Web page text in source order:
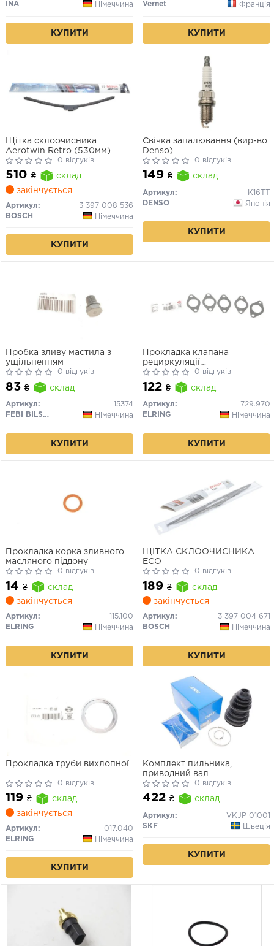
INA
Німеччина
КУПИТИ
Vernet
Франція
КУПИТИ
Щітка склоочисника
Aerotwin Retro (530мм)
0 відгуків
510 ₴
склад
закінчується
Артикул:
3 397 008 536
BOSCH
Німеччина
КУПИТИ
Свічка запалювання (вир-во
Denso)
0 відгуків
149 ₴ склад
Артикул:
K16TT
DENSO
Японія
КУПИТИ
Пробка зливу мастила з
ущільненням
0 відгуків
83 ₴ склад
Артикул:
15374
FEBI BILSTEIN
Німеччина
КУПИТИ
Прокладка клапана
рециркуляції
відпрацьованих газів
0 відгуків
122 ₴ склад
Артикул:
729.970
ELRING
Німеччина
КУПИТИ
Прокладка корка зливного
масляного піддону
0 відгуків
14 ₴
склад
закінчується
Артикул:
115.100
ELRING
Німеччина
КУПИТИ
ЩІТКА СКЛООЧИСНИКА
ECO
0 відгуків
189 ₴
склад
закінчується
Артикул:
3 397 004 671
BOSCH
Німеччина
КУПИТИ
Прокладка труби вихлопної
0 відгуків
119 ₴
склад
закінчується
Артикул:
017.040
ELRING
Німеччина
КУПИТИ
Комплект пильника,
приводний вал
0 відгуків
422 ₴ склад
Артикул:
VKJP 01001
SKF
Швеція
КУПИТИ